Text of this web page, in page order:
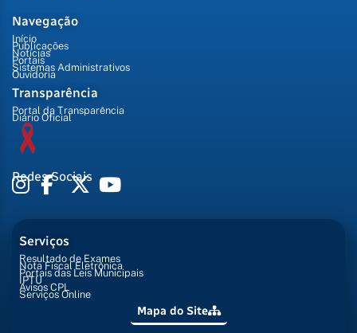
Navegação
Início
Publicações
Notícias
Portais
Sistemas Administrativos
Ouvidoria
Transparência
Portal da Transparência
Diário Oficial
Redes Sociais
Serviços
Resultado de Exames
Nota Fiscal Eletrônica
Portais das Leis Municipais
IPTU
Avisos CPL
Serviços Online
Mapa do Site